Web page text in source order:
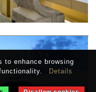
to enhance browsing
Details